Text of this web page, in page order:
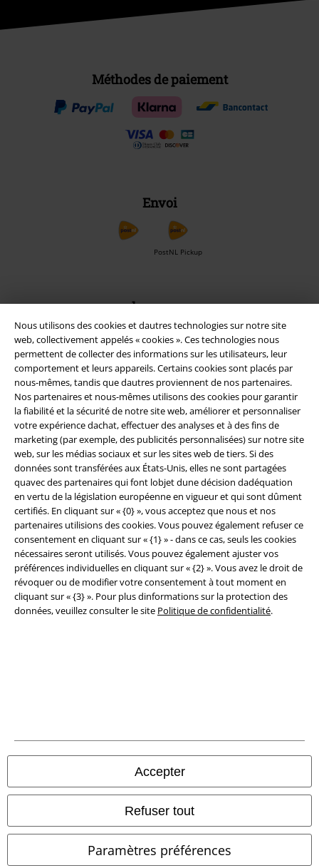
Nous utilisons des cookies et dautres technologies sur notre site
web, collectivement appelés « cookies ». Ces technologies nous
permettent de collecter des informations sur les utilisateurs, leur
comportement et leurs appareils. Certains cookies sont placés par
nous-mêmes, tandis que dautres proviennent de nos partenaires.
Nos partenaires et nous-mêmes utilisons des cookies pour garantir
la fiabilité et la sécurité de notre site web, améliorer et personnaliser
votre expérience dachat, effectuer des analyses et à des fins de
marketing (par exemple, des publicités personnalisées) sur notre site
web, sur les médias sociaux et sur les sites web de tiers. Si des
données sont transférées aux États-Unis, elles ne sont partagées
quavec des partenaires qui font lobjet dune décision dadéquation
en vertu de la législation européenne en vigueur et qui sont dûment
certifiés. En cliquant sur « {0} », vous acceptez que nous et nos
partenaires utilisions des cookies. Vous pouvez également refuser ce
consentement en cliquant sur « {1} » - dans ce cas, seuls les cookies
nécessaires seront utilisés. Vous pouvez également ajuster vos
préférences individuelles en cliquant sur « {2} ». Vous avez le droit de
révoquer ou de modifier votre consentement à tout moment en
cliquant sur « {3} ». Pour plus dinformations sur la protection des
données, veuillez consulter le site Politique de confidentialité.
Accepter
Refuser tout
Paramètres préférences
Méthodes de paiement
Envoi
PostNL Pickup
large app
Téléchargez la nouvelle Appli large gratuitement et profitez de tous
ses avantages et de toutes ses fonctionnalités.
A Warner Music Group Company
Sécurité
Légal
Éditeur
Clauses de confidentialité
Élimination des déchets et protection de l'environnement